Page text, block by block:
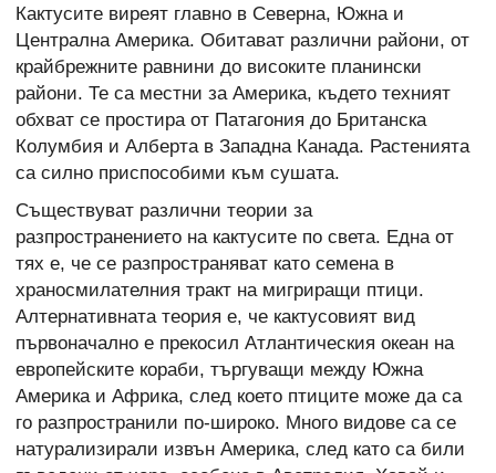
Кактусите виреят главно в Северна, Южна и
Централна Америка. Обитават различни райони, от
крайбрежните равнини до високите планински
райони. Те са местни за Америка, където техният
обхват се простира от Патагония до Британска
Колумбия и Алберта в Западна Канада. Растенията
са силно приспособими към сушата.
Съществуват различни теории за
разпространението на кактусите по света. Една от
тях е, че се разпространяват като семена в
храносмилателния тракт на мигриращи птици.
Алтернативната теория е, че кактусовият вид
първоначално е прекосил Атлантическия океан на
европейските кораби, търгуващи между Южна
Америка и Африка, след което птиците може да са
го разпространили по-широко. Много видове са се
натурализирали извън Америка, след като са били